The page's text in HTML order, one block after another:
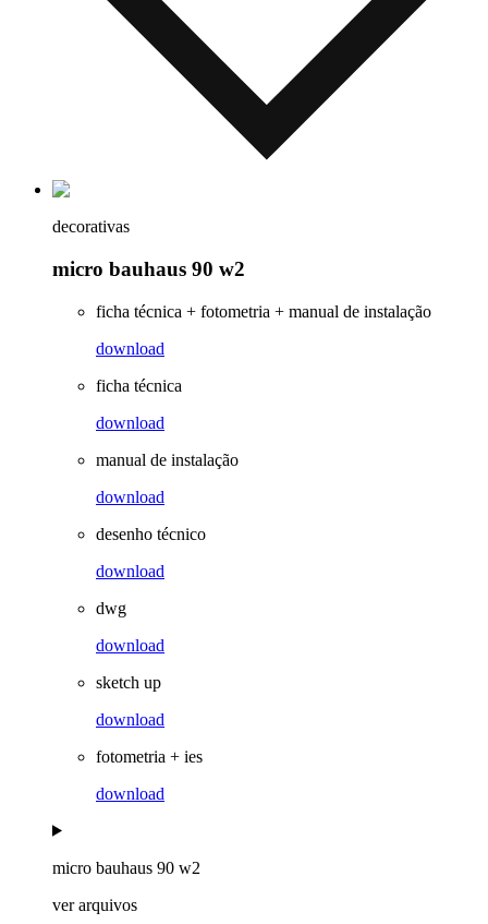
decorativas
micro bauhaus 90 w2
ficha técnica + fotometria + manual de instalação
download
ficha técnica
download
manual de instalação
download
desenho técnico
download
dwg
download
sketch up
download
fotometria + ies
download
micro bauhaus 90 w2
ver arquivos